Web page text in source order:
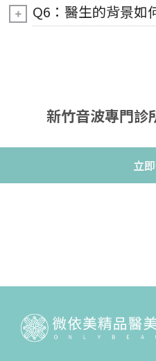
Q6：醫生的背景如
新竹音波專門診
立